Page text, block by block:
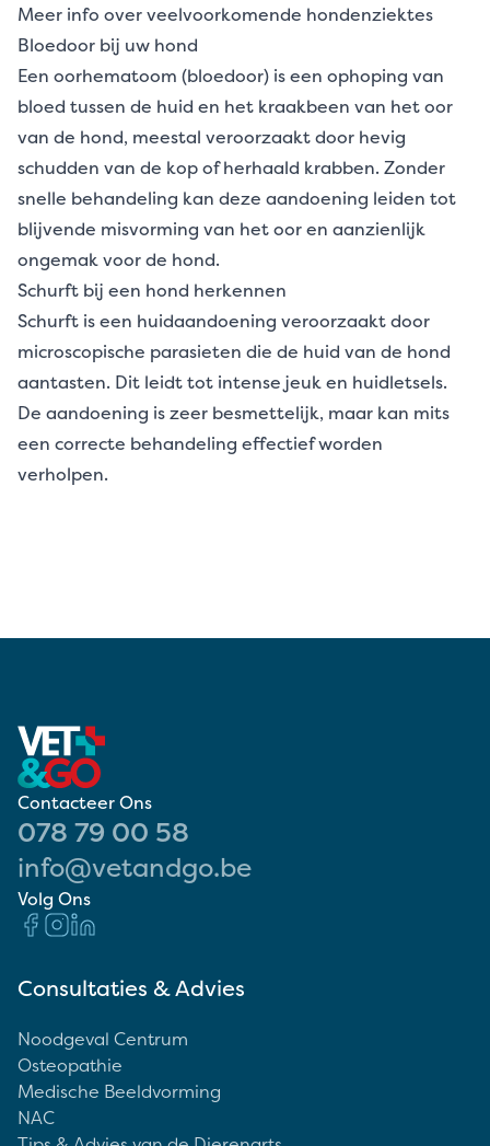
Meer info over veelvoorkomende hondenziektes
Bloedoor bij uw hond
Een oorhematoom (bloedoor) is een ophoping van
bloed tussen de huid en het kraakbeen van het oor
van de hond, meestal veroorzaakt door hevig
schudden van de kop of herhaald krabben. Zonder
snelle behandeling kan deze aandoening leiden tot
blijvende misvorming van het oor en aanzienlijk
ongemak voor de hond.
Schurft bij een hond herkennen
Schurft is een huidaandoening veroorzaakt door
microscopische parasieten die de huid van de hond
aantasten. Dit leidt tot intense jeuk en huidletsels.
De aandoening is zeer besmettelijk, maar kan mits
een correcte behandeling effectief worden
verholpen.
Contacteer Ons
078 79 00 58
info@vetandgo.be
Volg Ons
Consultaties & Advies
Noodgeval Centrum
Osteopathie
Medische Beeldvorming
NAC